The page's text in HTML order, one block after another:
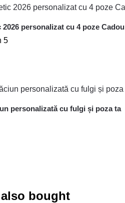
personalizat cu 4 poze Cadou
5
personalizată cu fulgi și poza ta
bought